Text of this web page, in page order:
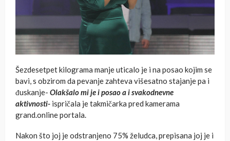
Šezdesetpet kilograma manje uticalo je i na posao kojim se
bavi, s obzirom da pevanje zahteva višesatno stajanje pa i
đuskanje- Olakšalo mi je i posao a i svakodnevne
aktivnosti- ispričala je takmičarka pred kamerama
grand.online portala.
Nakon što joj je odstranjeno 75% želudca, prepisana joj je i